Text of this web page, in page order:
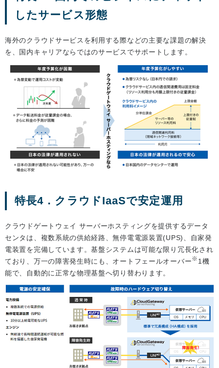
したサービス形態
海外のクラウドサービスを利用する際などの主要な課題の解決
を、国内キャリアならではのサービスでサポートします。
特長4．クラウドIaaSで安定運用
クラウドゲートウェイ サーバーホスティングを提供するデータ
センタは、複数系統の供給経路、無停電電源装置(UPS)、自家発
電装置を完備しています。基盤システムは可能な限り冗長化され
ており、万一の障害発生時にも、オートフェールオーバー※ 1機
能で、自動的に正常な物理基盤へ切り替わります。